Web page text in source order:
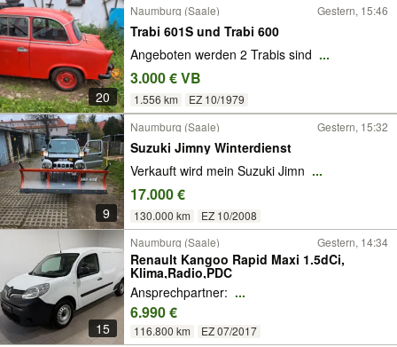
20
Naumburg (Saale) Gestern, 15:46
Trabi 601S und Trabi 600
Angeboten werden 2 Trabis sind ...
3.000 € VB
1.556 km EZ 10/1979
9
Naumburg (Saale) Gestern, 15:32
Suzuki Jimny Winterdienst
Verkauft wird mein Suzuki Jimn ...
17.000 €
130.000 km EZ 10/2008
15
Naumburg (Saale) Gestern, 14:34
Renault Kangoo Rapid Maxi 1.5dCi,
Klima,Radio,PDC
Ansprechpartner: ...
6.990 €
116.800 km
EZ 07/2017